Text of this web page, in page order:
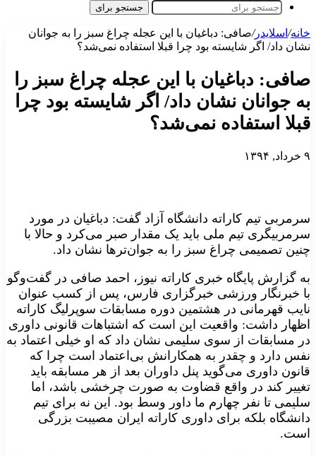
جستجو برای
خانه/ اسلایدر/صافی: دباغیان با این عجله چراغ سبز را به جوانان
نشان داد/ اگر شایسته بود چرا قبلا استفاده نمی‌شد؟
صافی: دباغیان با این عجله چراغ سبز را
به جوانان نشان داد/ اگر شایسته بود چرا
قبلا استفاده نمی‌شد؟
۹ خرداد, ۱۳۹۴
سرمربی تیم کاراته دانشگاه آزاد گفت: دباغیان در مورد
سرمربیگری تیم ملی باید یک مقدار صبر می‌کرد و حالا با
چنین تصمیمی چراغ سبز را به جوان‌ترها نشان داد.
به گزارش پایگاه خبری کاراته نیوز، احمد صافی در گفت‌وگو
با خبرنگار ورزشی خبرگزاری فارس، پس از کسب عنوان
نایب‌ قهرمانی در هشتمین دوره مسابقات سوپرلیگ کاراته
اظهار داشت: واقعیت این است که اشتباهات قانونی داوری
در مسابقات از سوی سلیمی نشان داد که او خیلی اعتماد به
نفس دارد و چقدر به همکارانش بی‌اعتماد است چرا که
قانون داوری می‌گوید پنل داوران بعد از هر مسابقه باید
تغییر کند در واقع قضاوت به صورت چرخشی باشد، اما
سلیمی تا نفر چهارم ما داور وسط بود. این نه برای تیم
دانشگاه بلکه برای داوری کاراته ایران مصیبت بزرگی
است.